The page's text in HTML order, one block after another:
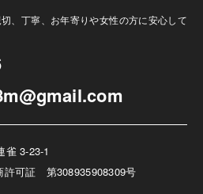
、丁寧、お年寄りや女性の方に安心して
雀 3-23-1
許可証 第308935908309号